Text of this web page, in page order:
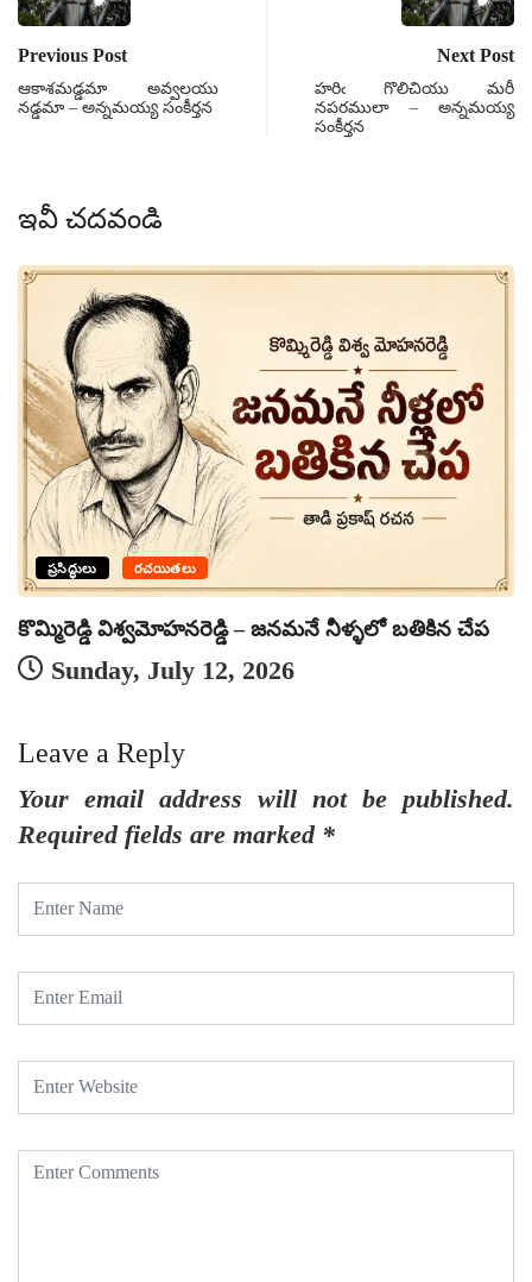
Previous Post
ఆకాశమడ్డమా అవ్వలయు
నడ్డమా – అన్నమయ్య సంకీర్తన
Next Post
హరిఁ గొలిచియు మరీ
నపరములా – అన్నమయ్య
సంకీర్తన
ఇవీ చదవండి
ప్రసిద్ధులు రచయితలు
కొమ్మిరెడ్డి విశ్వమోహనరెడ్డి – జనమనే నీళ్ళలో బతికిన చేప
Sunday, July 12, 2026
Leave a Reply
Your email address will not be published.
Required fields are marked *